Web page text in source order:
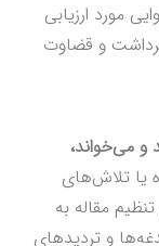
مورد ارزیابی
برداشت و قضاوت
و می‌خواند،
یا تلاش‌های
مقاله به
و تردیدهای